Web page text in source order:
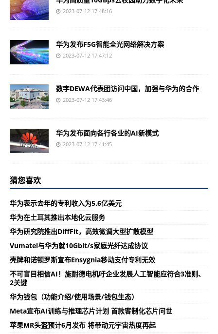
2023-07-12 17:48:16
华为发布F5G智能全光网络解决方案
2023-07-12 17:47:12
数字DEWA代表团访问中国，加强与华为的合作
2023-07-12 17:43:46
华为发布面向各行各业的AI新模式
2023-07-12 17:41:45
猜您喜欢
华为表示去年的专利收入为5.6亿美元
华为在土耳其推出本地化云服务
华为研究院推出DiffFit，高效微调大型扩散模型
Vumatel与华为就10Gbit/s家庭光纤达成协议
壳牌和诺顿罗斯宣布Ensygnia移动支付专利无效
不可盲目相信AI！施耐德电机吁企业发展人工智能应符合3准则、
2关键
华为钱包（功能介绍/使用场景/钱包生态）
Meta宣布AI训练与推理芯片计划 首款客制化芯片问世
苹果MR头盔预计6月发布 将带动元宇宙热度再起